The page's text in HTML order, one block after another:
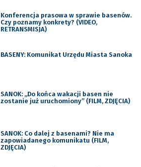
Konferencja prasowa w sprawie basenów.
Czy poznamy konkrety? (VIDEO,
RETRANSMISJA)
BASENY: Komunikat Urzędu Miasta Sanoka
SANOK: „Do końca wakacji basen nie
zostanie już uruchomiony” (FILM, ZDJĘCIA)
SANOK: Co dalej z basenami? Nie ma
zapowiadanego komunikatu (FILM,
ZDJĘCIA)